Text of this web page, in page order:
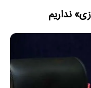
نداریم